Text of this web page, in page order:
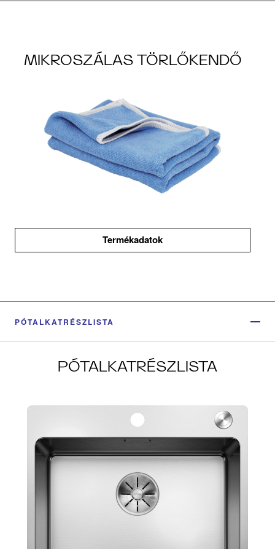
MIKROSZÁLAS TÖRLŐKENDŐ
Termékadatok
PÓTALKATRÉSZLISTA
PÓTALKATRÉSZLISTA